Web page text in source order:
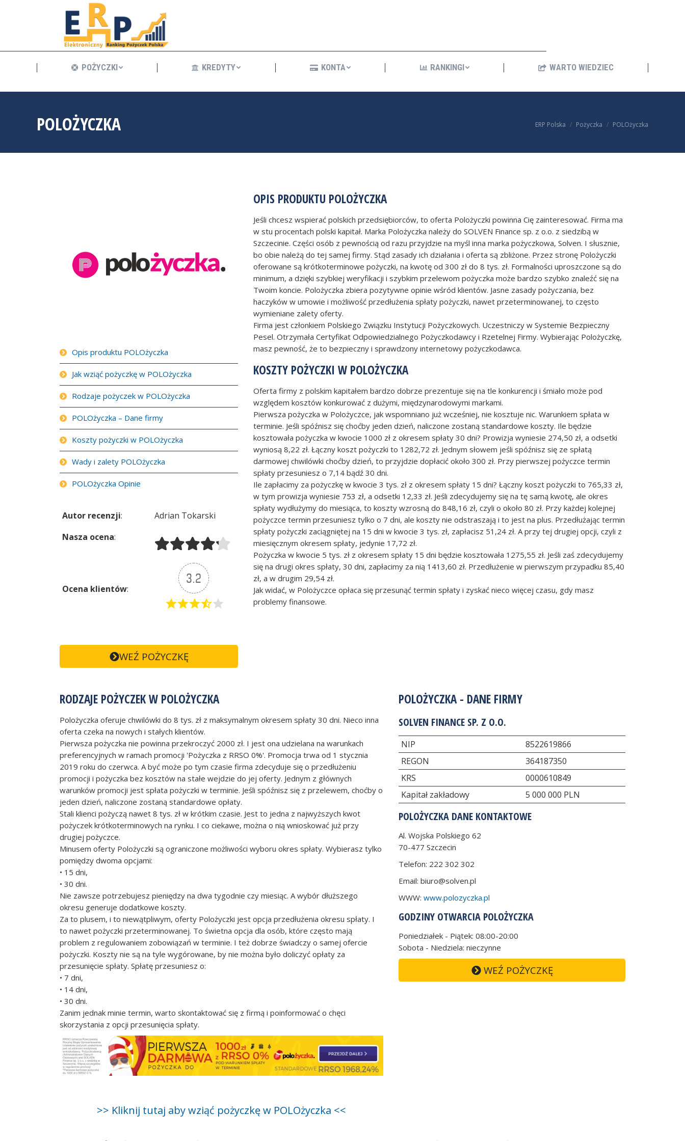
POŻYCZKI KREDYTY KONTA RANKINGI WARTO WIEDZIEC
POLOŻYCZKA You are here:
ERP Polska Pożyczka POLOżyczka
Opis produktu POLOżyczka
Jak wziąć pożyczkę w POLOżyczka
Rodzaje pożyczek w POLOżyczka
POLOżyczka – Dane firmy
Koszty pożyczki w POLOżyczka
Wady i zalety POLOżyczka
POLOżyczka Opinie
Autor recenzji:
Adrian Tokarski
Nasza ocena:
Ocena klientów:
3.2
WEŹ POŻYCZKĘ
OPIS PRODUKTU POLOŻYCZKA
Jeśli chcesz wspierać polskich przedsiębiorców, to oferta Polożyczki powinna Cię zainteresować. Firma ma
w stu procentach polski kapitał. Marka Polożyczka należy do SOLVEN Finance sp. z o.o. z siedzibą w
Szczecinie. Części osób z pewnością od razu przyjdzie na myśl inna marka pożyczkowa, Solven. I słusznie,
bo obie należą do tej samej firmy. Stąd zasady ich działania i oferta są zbliżone. Przez stronę Polożyczki
oferowane są krótkoterminowe pożyczki, na kwotę od 300 zł do 8 tys. zł. Formalności uproszczone są do
minimum, a dzięki szybkiej weryfikacji i szybkim przelewom pożyczka może bardzo szybko znaleźć się na
Twoim koncie. Polożyczka zbiera pozytywne opinie wśród klientów. Jasne zasady pożyczania, bez
haczyków w umowie i możliwość przedłużenia spłaty pożyczki, nawet przeterminowanej, to często
wymieniane zalety oferty.
Firma jest członkiem Polskiego Związku Instytucji Pożyczkowych. Uczestniczy w Systemie Bezpieczny
Pesel. Otrzymała Certyfikat Odpowiedzialnego Pożyczkodawcy i Rzetelnej Firmy. Wybierając Polożyczkę,
masz pewność, że to bezpieczny i sprawdzony internetowy pożyczkodawca.
KOSZTY POŻYCZKI W POLOŻYCZKA
Oferta firmy z polskim kapitałem bardzo dobrze prezentuje się na tle konkurencji i śmiało może pod
względem kosztów konkurować z dużymi, międzynarodowymi markami.
Pierwsza pożyczka w Polożyczce, jak wspomniano już wcześniej, nie kosztuje nic. Warunkiem spłata w
terminie. Jeśli spóźnisz się choćby jeden dzień, naliczone zostaną standardowe koszty. Ile będzie
kosztowała pożyczka w kwocie 1000 zł z okresem spłaty 30 dni? Prowizja wyniesie 274,50 zł, a odsetki
wyniosą 8,22 zł. Łączny koszt pożyczki to 1282,72 zł. Jednym słowem jeśli spóźnisz się ze spłatą
darmowej chwilówki choćby dzień, to przyjdzie dopłacić około 300 zł. Przy pierwszej pożyczce termin
spłaty przesuniesz o 7,14 bądź 30 dni.
Ile zapłacimy za pożyczkę w kwocie 3 tys. zł z okresem spłaty 15 dni? Łączny koszt pożyczki to 765,33 zł,
w tym prowizja wyniesie 753 zł, a odsetki 12,33 zł. Jeśli zdecydujemy się na tę samą kwotę, ale okres
spłaty wydłużymy do miesiąca, to koszty wzrosną do 848,16 zł, czyli o około 80 zł. Przy każdej kolejnej
pożyczce termin przesuniesz tylko o 7 dni, ale koszty nie odstraszają i to jest na plus. Przedłużając termin
spłaty pożyczki zaciągniętej na 15 dni w kwocie 3 tys. zł, zapłacisz 51,24 zł. A przy tej drugiej opcji, czyli z
miesięcznym okresem spłaty, jedynie 17,72 zł.
Pożyczka w kwocie 5 tys. zł z okresem spłaty 15 dni będzie kosztowała 1275,55 zł. Jeśli zaś zdecydujemy
się na drugi okres spłaty, 30 dni, zapłacimy za nią 1413,60 zł. Przedłużenie w pierwszym przypadku 85,40
zł, a w drugim 29,54 zł.
Jak widać, w Polożyczce opłaca się przesunąć termin spłaty i zyskać nieco więcej czasu, gdy masz
problemy finansowe.
RODZAJE POŻYCZEK W POLOŻYCZKA
Polożyczka oferuje chwilówki do 8 tys. zł z maksymalnym okresem spłaty 30 dni. Nieco inna
oferta czeka na nowych i stałych klientów.
Pierwsza pożyczka nie powinna przekroczyć 2000 zł. I jest ona udzielana na warunkach
preferencyjnych w ramach promocji 'Pożyczka z RRSO 0%'. Promocja trwa od 1 stycznia
2019 roku do czerwca. A być może po tym czasie firma zdecyduje się o przedłużeniu
promocji i pożyczka bez kosztów na stałe wejdzie do jej oferty. Jednym z głównych
warunków promocji jest spłata pożyczki w terminie. Jeśli spóźnisz się z przelewem, choćby o
jeden dzień, naliczone zostaną standardowe opłaty.
Stali klienci pożyczą nawet 8 tys. zł w krótkim czasie. Jest to jedna z najwyższych kwot
pożyczek krótkoterminowych na rynku. I co ciekawe, można o nią wnioskować już przy
drugiej pożyczce.
Minusem oferty Polożyczki są ograniczone możliwości wyboru okres spłaty. Wybierasz tylko
pomiędzy dwoma opcjami:
• 15 dni,
• 30 dni.
Nie zawsze potrzebujesz pieniędzy na dwa tygodnie czy miesiąc. A wybór dłuższego
okresu generuje dodatkowe koszty.
Za to plusem, i to niewątpliwym, oferty Polożyczki jest opcja przedłużenia okresu spłaty. I
to nawet pożyczki przeterminowanej. To świetna opcja dla osób, które często mają
problem z regulowaniem zobowiązań w terminie. I też dobrze świadczy o samej ofercie
pożyczki. Koszty nie są na tyle wygórowane, by nie można było doliczyć opłaty za
przesunięcie spłaty. Spłatę przesuniesz o:
• 7 dni,
• 14 dni,
• 30 dni.
Zanim jednak minie termin, warto skontaktować się z firmą i poinformować o chęci
skorzystania z opcji przesunięcia spłaty.
>> Kliknij tutaj aby wziąć pożyczkę w POLOżyczka <<
POLOŻYCZKA - DANE FIRMY
SOLVEN FINANCE SP. Z O.O.
NIP
8522619866
REGON
364187350
KRS
0000610849
Kapitał zakładowy
5 000 000 PLN
POLOŻYCZKA DANE KONTAKTOWE
Al. Wojska Polskiego 62
70-477 Szczecin
Telefon: 222 302 302
Email: biuro@solven.pl
WWW: www.polozyczka.pl
GODZINY OTWARCIA POLOŻYCZKA
Poniedziałek - Piątek: 08:00-20:00
Sobota - Niedziela: nieczynne
WEŹ POŻYCZKĘ
POŻYCZKI